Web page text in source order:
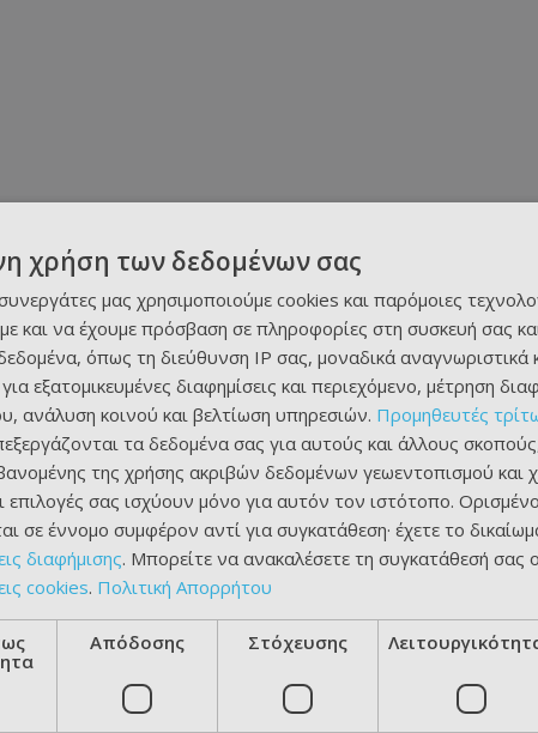
χρήση των δεδομένων σας
συνεργάτες μας χρησιμοποιούμε cookies και παρόμοιες
και να έχουμε πρόσβαση σε πληροφορίες στη συσκευή σας
όπως τη διεύθυνση IP σας, μοναδικά αναγνωριστικά
εξατομικευμένες διαφημίσεις και περιεχόμενο, μέτρηση
ανάλυση κοινού και βελτίωση υπηρεσιών. Προμηθευτές
τα δεδομένα σας για αυτούς και άλλους
της χρήσης ακριβών δεδομένων γεωεντοπισμού και
επιλογές σας ισχύουν μόνο για αυτόν τον ιστότοπο.
σε έννομο συμφέρον αντί για συγκατάθεση· έχετε το
διαφήμισης. Μπορείτε να ανακαλέσετε τη συγκατάθεσή σας
cookies. Πολιτική Απορρήτου
Απόδοσης Στόχευσης